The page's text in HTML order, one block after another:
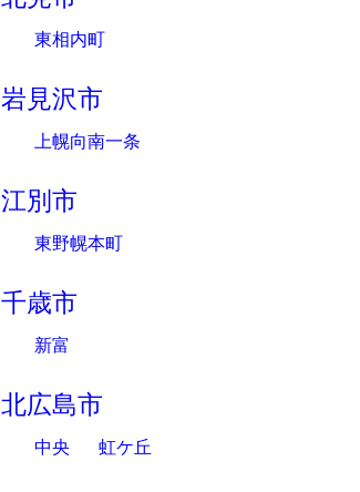
東相内町
岩見沢市
上幌向南一条
江別市
東野幌本町
千歳市
新富
北広島市
中央 虹ケ丘